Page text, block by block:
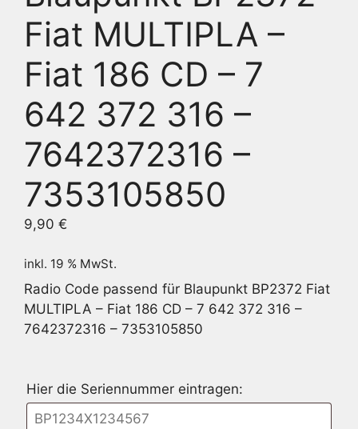
Fiat MULTIPLA –
Fiat 186 CD – 7
642 372 316 –
7642372316 –
7353105850
9,90 €
inkl. 19 % MwSt.
Radio Code passend für Blaupunkt BP2372 Fiat
MULTIPLA – Fiat 186 CD – 7 642 372 316 –
7642372316 – 7353105850
Hier die Seriennummer eintragen: